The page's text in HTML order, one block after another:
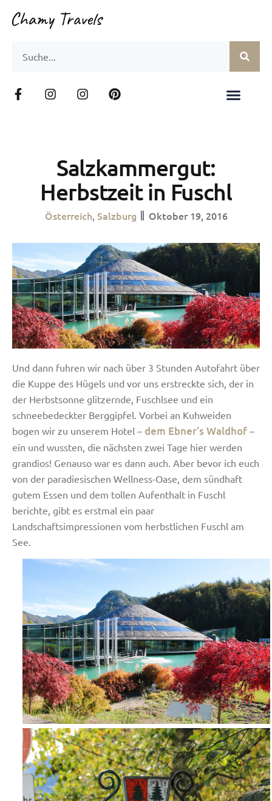
Salzkammergut:
Herbstzeit in Fuschl
Österreich, Salzburg Oktober 19, 2016
Und dann fuhren wir nach über 3 Stunden Autofahrt über
die Kuppe des Hügels und vor uns erstreckte sich, der in
der Herbstsonne glitzernde, Fuschlsee und ein
schneebedeckter Berggipfel. Vorbei an Kuhweiden
bogen wir zu unserem Hotel – dem Ebner’s Waldhof –
ein und wussten, die nächsten zwei Tage hier werden
grandios! Genauso war es dann auch. Aber bevor ich euch
von der paradiesischen Wellness-Oase, dem sündhaft
gutem Essen und dem tollen Aufenthalt in Fuschl
berichte, gibt es erstmal ein paar
Landschaftsimpressionen vom herbstlichen Fuschl am
See.